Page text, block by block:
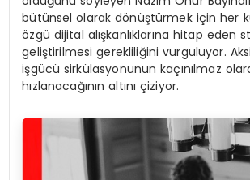
bütünsel olarak dönüştürmek için her
özgü dijital alışkanlıklarına hitap eden
geliştirilmesi gerekliliğini vurguluyor.
işgücü sirkülasyonunun kaçınılmaz
hızlanacağının altını çiziyor.